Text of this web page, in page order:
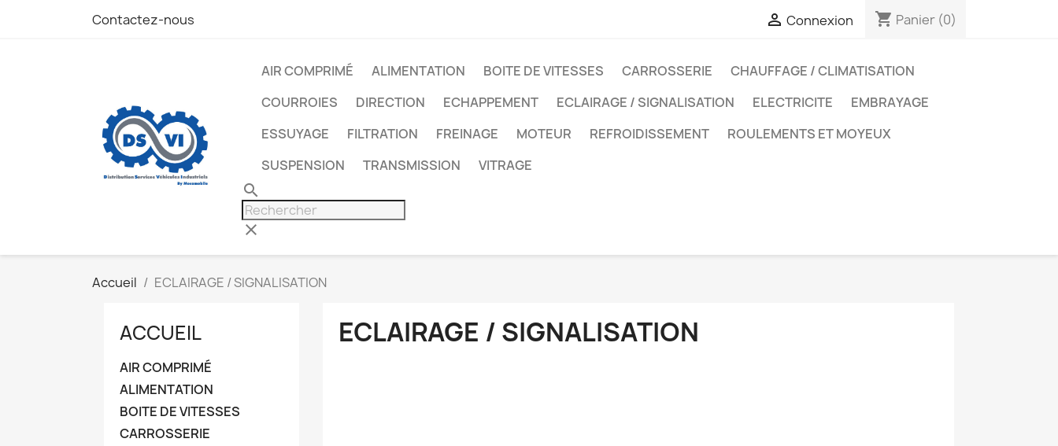
Contactez-nous  Connexion shopping_cart Panier (0)
AIR COMPRIMÉ ALIMENTATION BOITE DE VITESSES CARROSSERIE
CHAUFFAGE / CLIMATISATION
COURROIES
DIRECTION ECHAPPEMENT ECLAIRAGE / SIGNALISATION ELECTRICITE
EMBRAYAGE
ESSUYAGE
FILTRATION FREINAGE MOTEUR REFROIDISSEMENT
ROULEMENTS ET MOYEUX
SUSPENSION
TRANSMISSION VITRAGE
search
clear
Accueil ECLAIRAGE / SIGNALISATION
ACCUEIL
AIR COMPRIMÉ
ALIMENTATION
BOITE DE VITESSES
CARROSSERIE
ECLAIRAGE / SIGNALISATION